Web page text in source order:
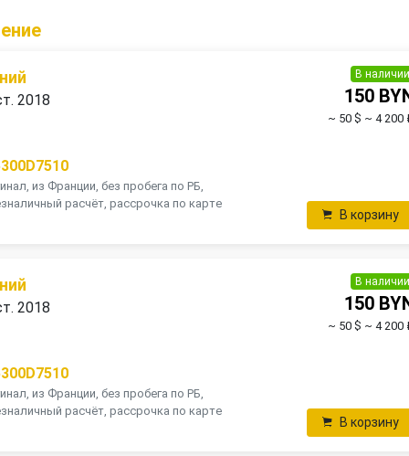
2018
из Франции, без пробега по РБ,
расчёт, рассрочка по карте
В
150
~ 50 $ ~ 4 200
В корзину
2018
из Франции, без пробега по РБ,
расчёт, рассрочка по карте
В
150
~ 50 $ ~ 4 200
В корзину